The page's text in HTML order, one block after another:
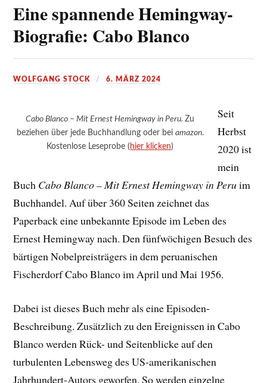
Eine spannende Hemingway-
Biografie: Cabo Blanco
WOLFGANG STOCK 6. MÄRZ 2024
Cabo Blanco – Mit Ernest Hemingway in Peru.Zu
beziehen über jede Buchhandlung oder bei amazon.
Kostenlose Leseprobe ( hier klicken)
Seit
Herbst
2020 ist
mein
Buch Cabo Blanco – Mit Ernest Hemingway in Peruim
Buchhandel. Auf über 360 Seiten zeichnet das
Paperback eine unbekannte Episode im Leben des
Ernest Hemingway nach. Den fünfwöchigen Besuch des
bärtigen Nobelpreisträgers in dem peruanischen
Fischerdorf Cabo Blanco im April und Mai 1956.
Dabei ist dieses Buch mehr als eine Episoden-
Beschreibung. Zusätzlich zu den Ereignissen in Cabo
Blanco werden Rück- und Seitenblicke auf den
turbulenten Lebensweg des US-amerikanischen
Jahrhundert-Autors geworfen. So werden einzelne